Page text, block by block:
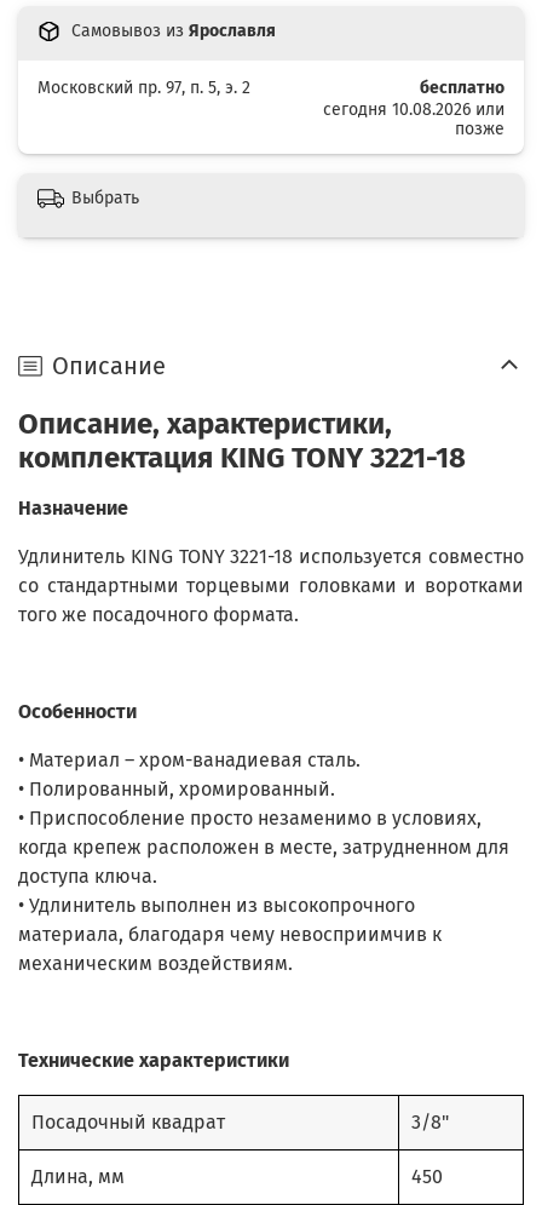
Самовывоз из Ярославля
Московский пр. 97, п. 5, э. 2
бесплатно
сегодня 10.08.2026 или
позже
Выбрать
Описание
Описание, характеристики,
комплектация KING TONY 3221-18
Назначение
Удлинитель KING TONY 3221-18 используется совместно
со стандартными торцевыми головками и воротками
того же посадочного формата.
Особенности
• Материал – хром-ванадиевая сталь.
• Полированный, хромированный.
• Приспособление просто незаменимо в условиях,
когда крепеж расположен в месте, затрудненном для
доступа ключа.
• Удлинитель выполнен из высокопрочного
материала, благодаря чему невосприимчив к
механическим воздействиям.
Технические характеристики
Посадочный квадрат 3/8"
Длина, мм 450